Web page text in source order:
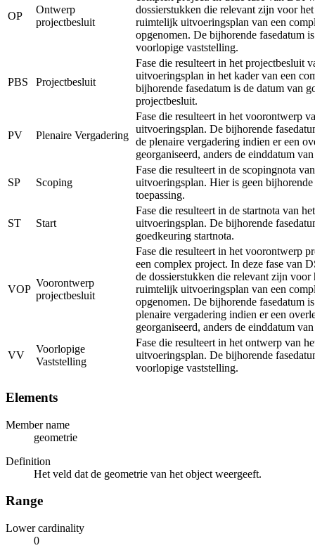
OP
Ontwerp
projectbesluit
dossierstukken die relevant zijn voor
ruimtelijk uitvoeringsplan van een
opgenomen. De bijhorende fasedatum
voorlopige vaststelling.
PBS Projectbesluit
Fase die resulteert in het projectbesluit
uitvoeringsplan in het kader van een
bijhorende fasedatum is de datum van
projectbesluit.
PV Plenaire Vergadering
Fase die resulteert in het voorontwerp
uitvoeringsplan. De bijhorende
de plenaire vergadering indien er een
georganiseerd, anders de einddatum
SP Scoping
Fase die resulteert in de scopingnota
uitvoeringsplan. Hier is geen bijhorende
toepassing.
ST Start
Fase die resulteert in de startnota van
uitvoeringsplan. De bijhorende
goedkeuring startnota.
VOP
Voorontwerp
projectbesluit
Fase die resulteert in het voorontwerp
een complex project. In deze fase van
de dossierstukken die relevant zijn
ruimtelijk uitvoeringsplan van een
opgenomen. De bijhorende fasedatum
plenaire vergadering indien er een
georganiseerd, anders de einddatum
VV
Voorlopige
Vaststelling
Fase die resulteert in het ontwerp van
uitvoeringsplan. De bijhorende
voorlopige vaststelling.
Elements
Member name
geometrie
Definition
Het veld dat de geometrie van het object weergeeft.
Range
Lower cardinality
0